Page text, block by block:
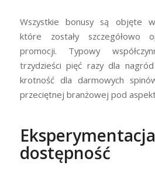
Wszystkie bonusy są objęte
które zostały szczegółowo
promocji. Typowy
trzydzieści pięć razy dla
krotność dla darmowych
przeciętnej branżowej pod
dostępność